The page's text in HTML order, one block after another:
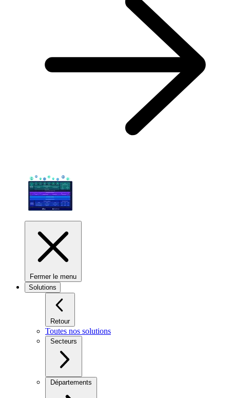
Fermer le menu
Solutions
Retour
Toutes nos solutions
Secteurs
Départements